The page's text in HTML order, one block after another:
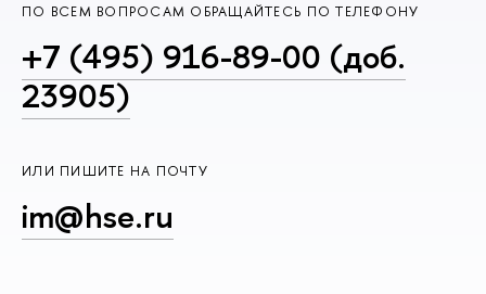
ПО ВСЕМ ВОПРОСАМ ОБРАЩАЙТЕСЬ ПО ТЕЛЕФОНУ
+7 (495) 916-89-00 (доб.
23905)
ИЛИ ПИШИТЕ НА ПОЧТУ
im@hse.ru